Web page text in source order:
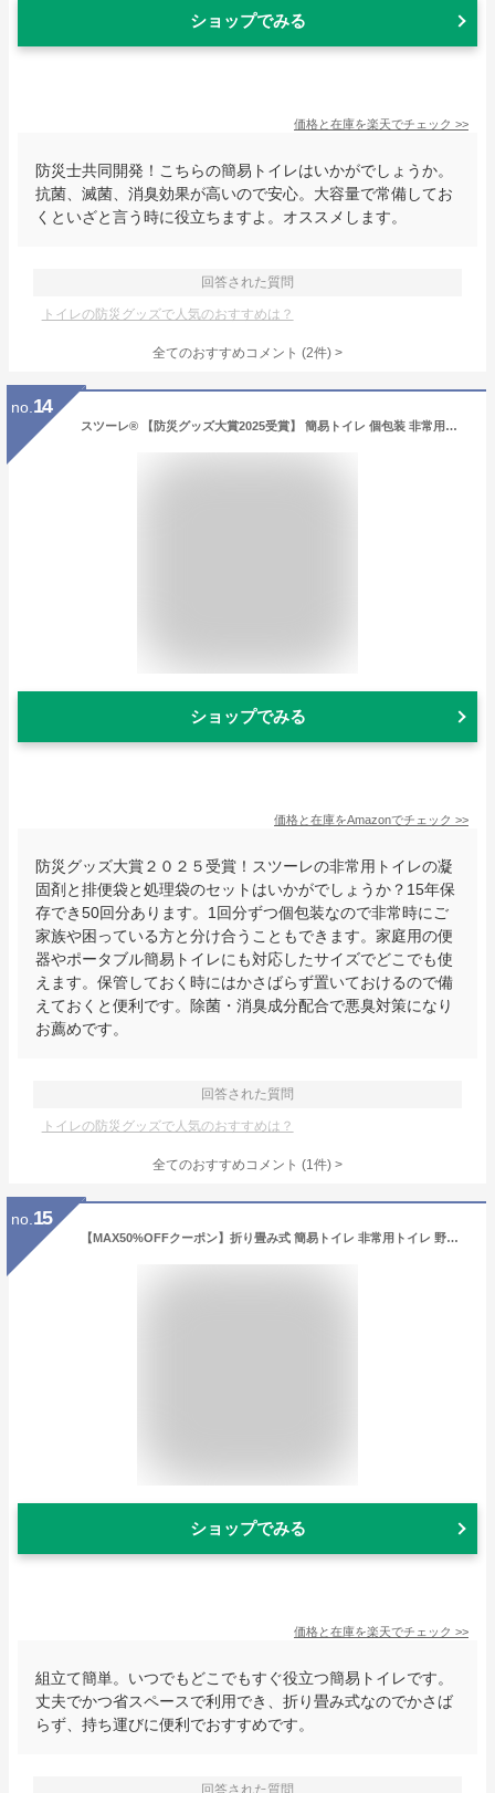
ショップでみる
価格と在庫を楽天でチェック >>
防災士共同開発！こちらの簡易トイレはいかがでしょうか。
抗菌、滅菌、消臭効果が高いので安心。大容量で常備してお
くといざと言う時に役立ちますよ。オススメします。
回答された質問
トイレの防災グッズで人気のおすすめは？
全てのおすすめコメント (2件) >
no. 14
スツーレ® 【防災グッズ大賞2025受賞】 簡易トイレ 個包装 非常用トイレ 携帯トイレ 防災トイレ 凝固剤 15年保存 (50回セット)
ショップでみる
価格と在庫をAmazonでチェック >>
防災グッズ大賞２０２５受賞！スツーレの非常用トイレの凝
固剤と排便袋と処理袋のセットはいかがでしょうか？15年保
存でき50回分あります。1回分ずつ個包装なので非常時にご
家族や困っている方と分け合うこともできます。家庭用の便
器やポータブル簡易トイレにも対応したサイズでどこでも使
えます。保管しておく時にはかさばらず置いておけるので備
えておくと便利です。除菌・消臭成分配合で悪臭対策になり
お薦めです。
回答された質問
トイレの防災グッズで人気のおすすめは？
全てのおすすめコメント (1件) >
no. 15
【MAX50%OFFクーポン】折り畳み式 簡易トイレ 非常用トイレ 野外用トイレ 車載トイレ 携帯トイレ 便器 簡単 防災グッズ 防災用品 キャンプ アウトドア ポータブル ゴミ袋 持ち運び U字型 収納 水洗い 屋外 耐荷重200kg
ショップでみる
価格と在庫を楽天でチェック >>
組立て簡単。いつでもどこでもすぐ役立つ簡易トイレです。
丈夫でかつ省スペースで利用でき、折り畳み式なのでかさば
らず、持ち運びに便利でおすすめです。
回答された質問